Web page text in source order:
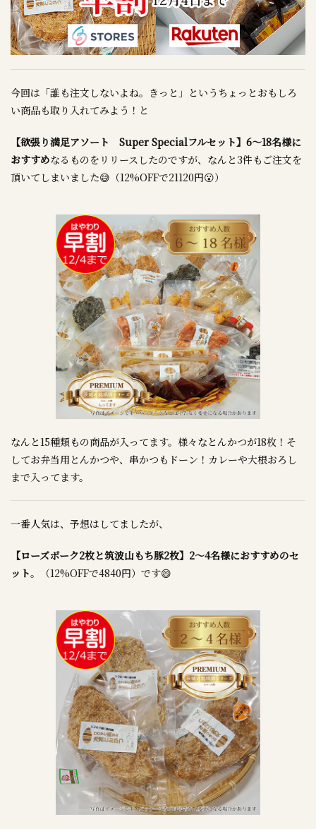
今回は「誰も注文しないよね。きっと」というちょっとおもしろ
い商品も取り入れてみよう！と
【欲張り満足アソート Super Specialフルセット】6～18名様に
おすすめなるものをリリースしたのですが、なんと3件もご注文を
頂いてしまいました😅（12%OFFで21120円😮）
なんと15種類もの商品が入ってます。様々なとんかつが18枚！そ
してお弁当用とんかつや、串かつもドーン！カレーや大根おろし
まで入ってます。
一番人気は、予想はしてましたが、
【ローズポーク2枚と筑波山もち豚2枚】2～4名様におすすめのセ
ット。（12%OFFで4840円）です😄